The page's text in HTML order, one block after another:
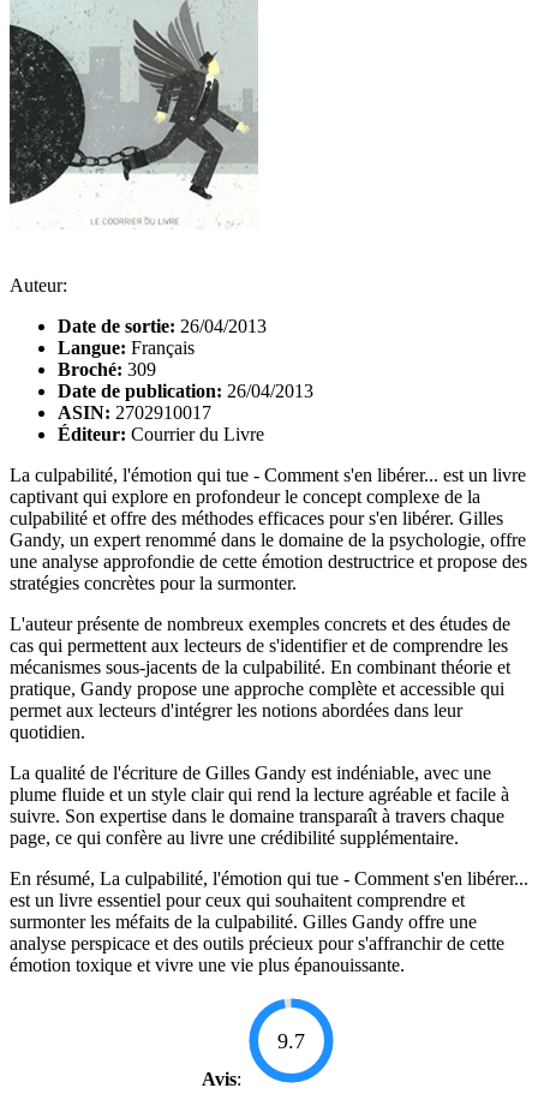
Auteur:
Date de sortie: 26/04/2013
Langue: Français
Broché: 309
Date de publication: 26/04/2013
ASIN: 2702910017
Éditeur: Courrier du Livre
La culpabilité, l'émotion qui tue - Comment s'en libérer... est un livre
captivant qui explore en profondeur le concept complexe de la
culpabilité et offre des méthodes efficaces pour s'en libérer. Gilles
Gandy, un expert renommé dans le domaine de la psychologie, offre
une analyse approfondie de cette émotion destructrice et propose des
stratégies concrètes pour la surmonter.
L'auteur présente de nombreux exemples concrets et des études de
cas qui permettent aux lecteurs de s'identifier et de comprendre les
mécanismes sous-jacents de la culpabilité. En combinant théorie et
pratique, Gandy propose une approche complète et accessible qui
permet aux lecteurs d'intégrer les notions abordées dans leur
quotidien.
La qualité de l'écriture de Gilles Gandy est indéniable, avec une
plume fluide et un style clair qui rend la lecture agréable et facile à
suivre. Son expertise dans le domaine transparaît à travers chaque
page, ce qui confère au livre une crédibilité supplémentaire.
En résumé, La culpabilité, l'émotion qui tue - Comment s'en libérer...
est un livre essentiel pour ceux qui souhaitent comprendre et
surmonter les méfaits de la culpabilité. Gilles Gandy offre une
analyse perspicace et des outils précieux pour s'affranchir de cette
émotion toxique et vivre une vie plus épanouissante.
Avis:
9.7